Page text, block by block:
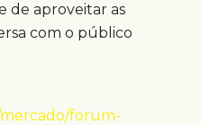
de aproveitar as
com o público
forum-